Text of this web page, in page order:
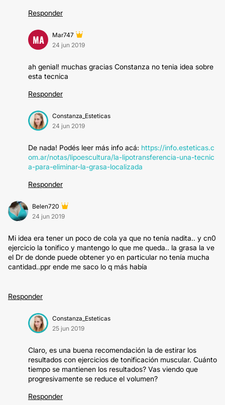
Responder
MA
Mar747
24 jun 2019
ah genial! muchas gracias Constanza no tenia idea sobre
esta tecnica
Responder
Constanza_Esteticas
24 jun 2019
De nada! Podés leer más info acá: https://info.esteticas.c
om.ar/notas/lipoescultura/la-lipotransferencia-una-tecnic
a-para-eliminar-la-grasa-localizada
Responder
Belen720
24 jun 2019
Mi idea era tener un poco de cola ya que no tenía nadita.. y cn0
ejercicio la tonifico y mantengo lo que me queda.. la grasa la ve
el Dr de donde puede obtener yo en particular no tenía mucha
cantidad..ppr ende me saco lo q más había
Responder
Constanza_Esteticas
25 jun 2019
Claro, es una buena recomendación la de estirar los
resultados con ejercicios de tonificación muscular. Cuánto
tiempo se mantienen los resultados? Vas viendo que
progresivamente se reduce el volumen?
Responder